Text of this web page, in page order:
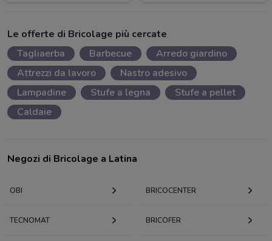
Le offerte di Bricolage più cercate
Tagliaerba
Barbecue
Arredo giardino
Attrezzi da lavoro
Nastro adesivo
Lampadine
Stufe a legna
Stufe a pellet
Caldaie
Negozi di Bricolage a Latina
OBI BRICOCENTER
TECNOMAT BRICOFER